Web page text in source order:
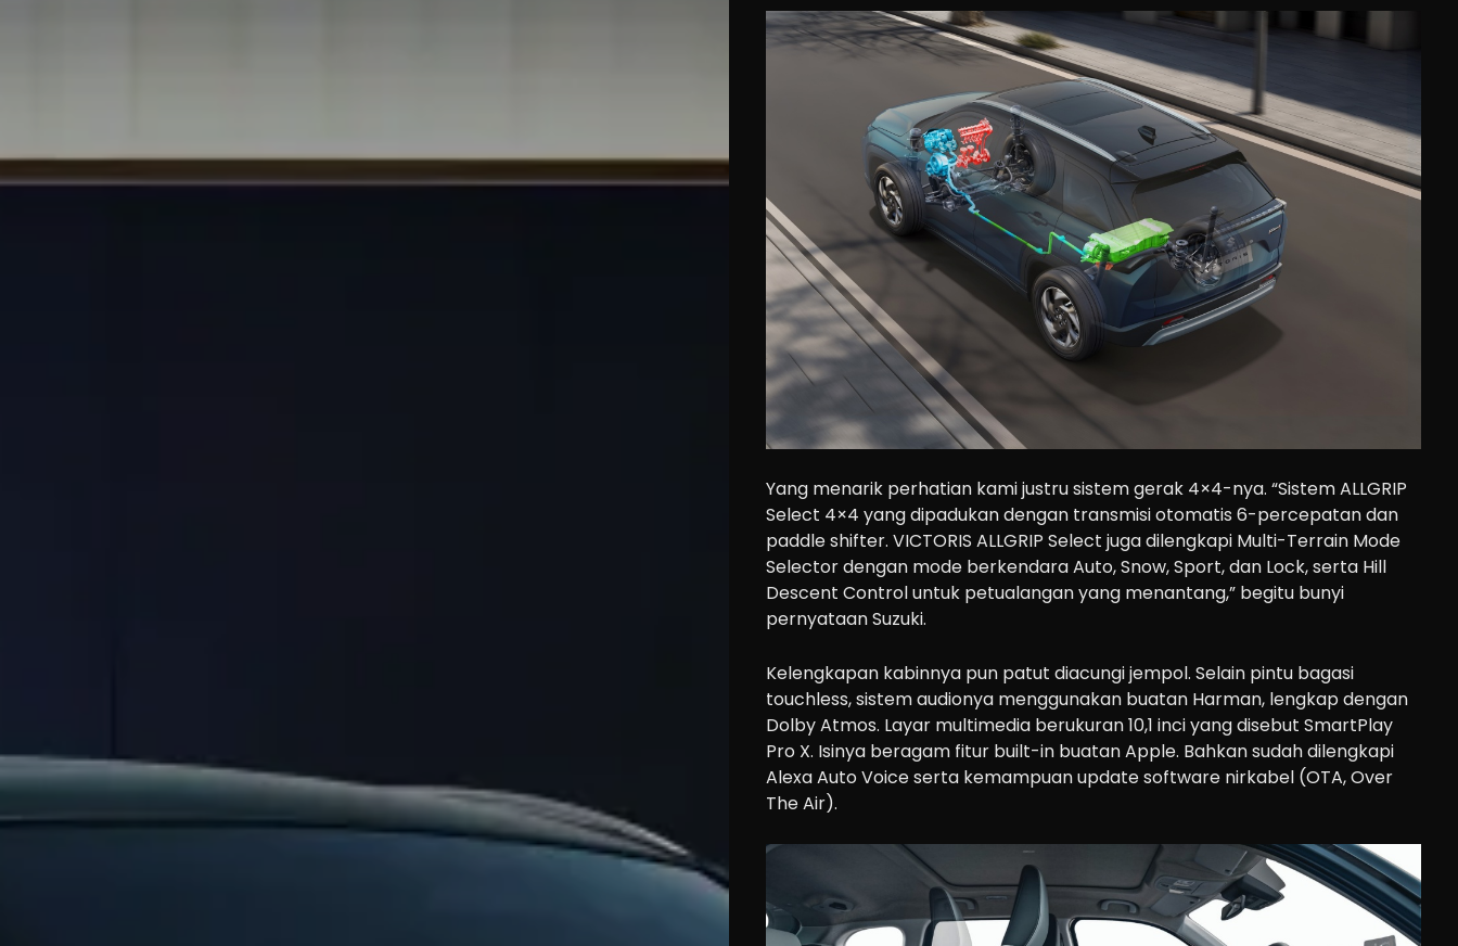
Cars
Motorcycle
Ride
n
Drive
Modification
Tips
Community
Accessories
Lifestyle
About
Search
Yang menarik perhatian kami justru sistem gerak 4×4-nya. “Sistem ALLGRIP
Select 4×4 yang dipadukan dengan transmisi otomatis 6-percepatan dan
paddle shifter. VICTORIS ALLGRIP Select juga dilengkapi Multi-Terrain Mode
Selector dengan mode berkendara Auto, Snow, Sport, dan Lock, serta Hill
Descent Control untuk petualangan yang menantang,” begitu bunyi
pernyataan Suzuki.
Kelengkapan kabinnya pun patut diacungi jempol. Selain pintu bagasi
touchless, sistem audionya menggunakan buatan Harman, lengkap dengan
Dolby Atmos. Layar multimedia berukuran 10,1 inci yang disebut SmartPlay
Pro X. Isinya beragam fitur built-in buatan Apple. Bahkan sudah dilengkapi
Alexa Auto Voice serta kemampuan update software nirkabel (OTA, Over
The Air).